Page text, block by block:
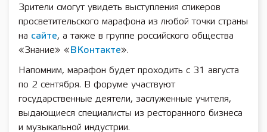
Зрители смогут увидеть выступления спикеров
просветительского марафона из любой точки страны
на сайте, а также в группе российского общества
«Знание» « ВКонтакте».
Напомним, марафон будет проходить с 31 августа
по 2 сентября. В форуме участвуют
государственные деятели, заслуженные учителя,
выдающиеся специалисты из ресторанного бизнеса
и музыкальной индустрии.